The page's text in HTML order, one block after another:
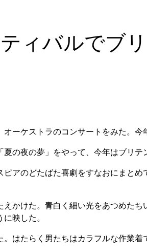
ィバルでブ
ーケストラのコンサートをみた。
の夜の夢」をやって、今年はブリ
アのどたばた喜劇をすなおにまと
かけた。青白く細い光をあつめた
映した。
はたらく男たちはカラフルな作業着